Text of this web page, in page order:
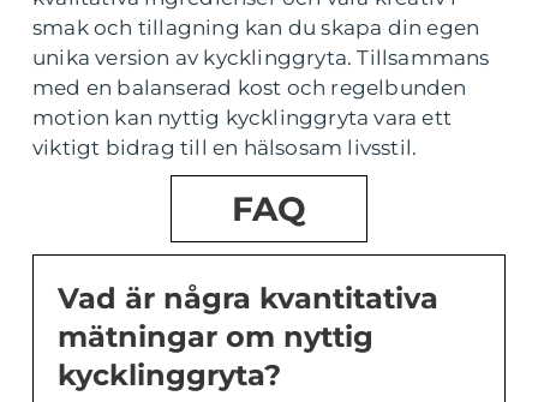
smak och tillagning kan du skapa din egen
unika version av kycklinggryta. Tillsammans
med en balanserad kost och regelbunden
motion kan nyttig kycklinggryta vara ett
viktigt bidrag till en hälsosam livsstil.
FAQ
Vad är några kvantitativa
mätningar om nyttig
kycklinggryta?